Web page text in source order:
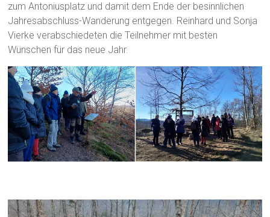
zum Antoniusplatz und damit dem Ende der besinnlichen
Jahresabschluss-Wanderung entgegen. Reinhard und Sonja
Vierke verabschiedeten die Teilnehmer mit besten
Wünschen für das neue Jahr.